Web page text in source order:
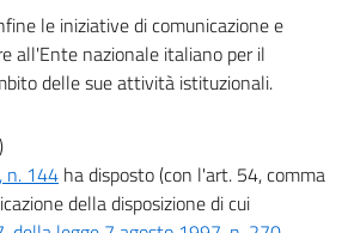
le iniziative di comunicazione e
all'Ente nazionale italiano per il
delle sue attività istituzionali.
n. 144 ha disposto (con l'art. 54, comma
della disposizione di cui